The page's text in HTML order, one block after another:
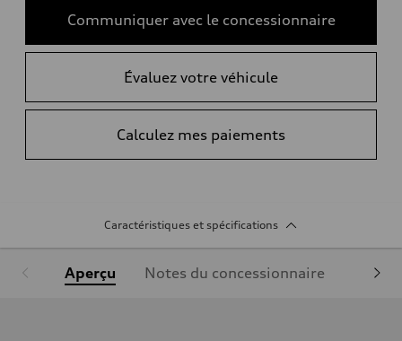
Communiquer avec le concessionnaire
Évaluez votre véhicule
Calculez mes paiements
Caractéristiques et spécifications
Aperçu Notes du concessionnaire